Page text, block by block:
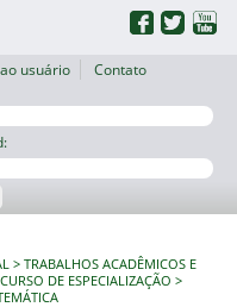
usuário
Contato
TRABALHOS ACADÊMICOS E
DE ESPECIALIZAÇÃO